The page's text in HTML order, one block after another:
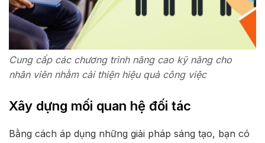
Cung cấp các chương trình nâng cao kỹ năng cho
nhân viên nhằm cải thiện hiệu quả công việc
Xây dựng mối quan hệ đối tác
Bằng cách áp dụng những giải pháp sáng tạo, bạn có